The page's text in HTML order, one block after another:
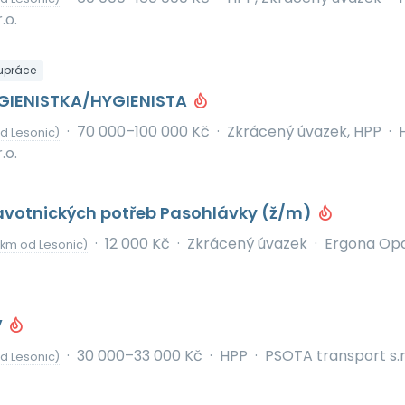
HYGIENISTA
Lesonic) · 70 000–100 000 Kč · Zkrácený úvazek, HPP ·
potřeb Pasohlávky (ž/m)
od Lesonic) · 12 000 Kč · Zkrácený úvazek · Ergona
Lesonic) · 30 000–33 000 Kč · HPP · PSOTA transport